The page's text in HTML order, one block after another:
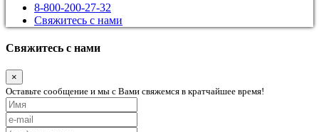
8-800-200-27-32
Свяжитесь с нами
Свяжитесь с нами
×
Оставьте сообщение и мы с Вами свяжемся в кратчайшее время!